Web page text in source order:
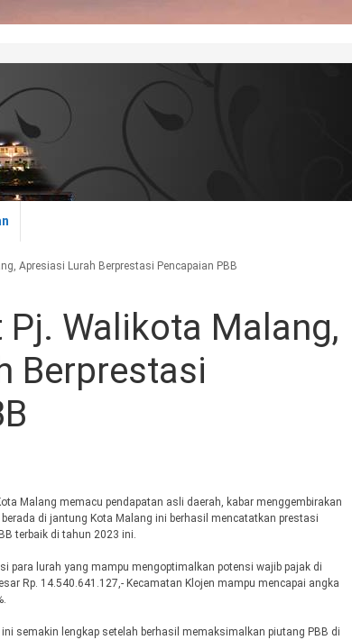
Apresiasi Lurah Berprestasi Pencapaian PBB
Pj. Walikota Malang,
Berprestasi
Malang memacu pendapatan asli daerah, kabar menggembirakan
di jantung Kota Malang ini berhasil mencatatkan prestasi
terbaik di tahun 2023 ini.
para lurah yang mampu mengoptimalkan potensi wajib pajak di
Rp. 14.540.641.127,- Kecamatan Klojen mampu mencapai angka
semakin lengkap setelah berhasil memaksimalkan piutang PBB di